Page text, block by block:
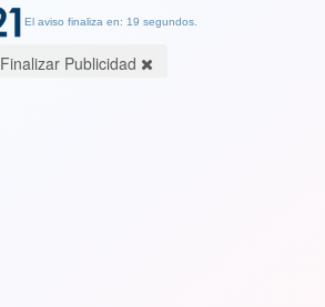
El aviso finaliza en: 19 segundos.
Finalizar Publicidad